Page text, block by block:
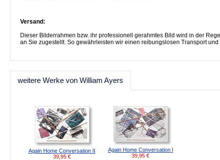
Versand:
Dieser Bilderrahmen bzw. ihr professionell gerahmtes Bild wird in der
an Sie zugestellt. So gewährleisten wir einen reibungslosen Transport
weitere Werke von William Ayers
Again Home Conversation II
39,95 €
Again Home Conversation I
39,95 €